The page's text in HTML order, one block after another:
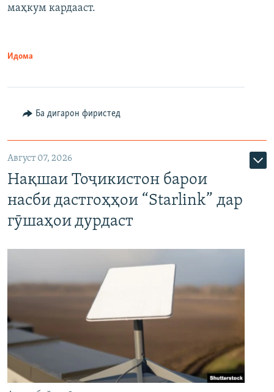
маҳкум кардааст.
Идома
Ба дигарон фиристед
Август 07, 2026
Нақшаи Тоҷикистон барои
насби дастгоҳҳои “Starlink” дар
гӯшаҳои дурдаст